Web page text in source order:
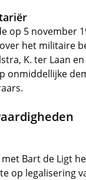
op 5 november
het militaire
K. ter Laan
onmiddellijke
met Bart de Ligt
op legalisering